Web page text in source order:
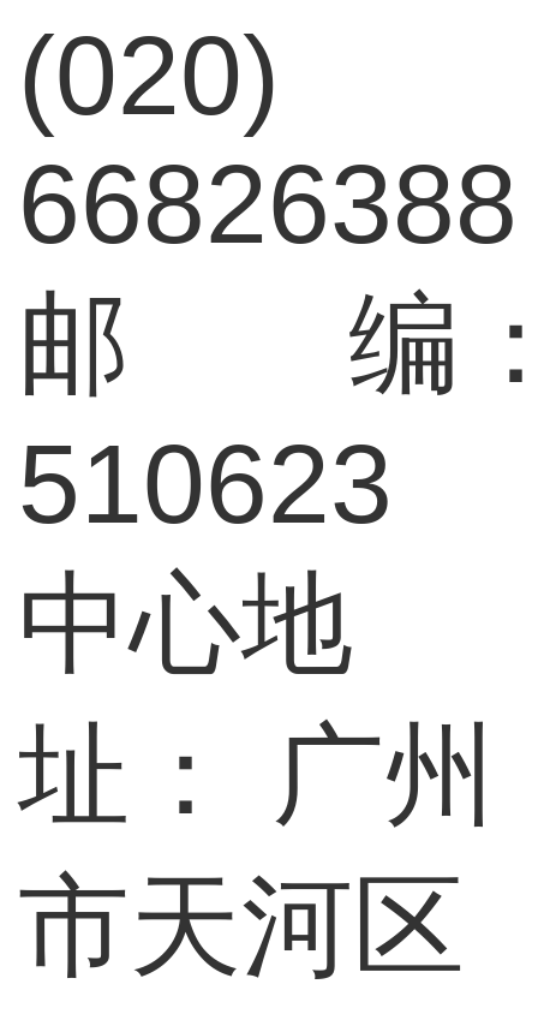
(020)
66826388
邮 编
510623
中心地
址：
广州
市天河区